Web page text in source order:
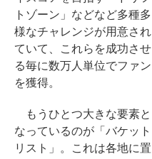
トゾーン」などなど多種多
様なチャレンジが用意され
ていて、これらを成功させ
る毎に数万人単位でファン
を獲得。
もうひとつ大きな要素と
なっているのが「バケット
リスト」。これは各地に置